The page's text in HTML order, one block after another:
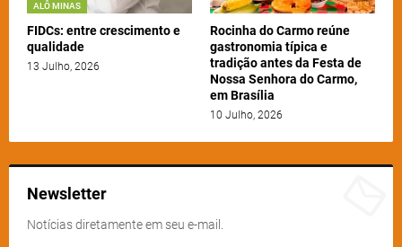
ALÔ MINAS
FIDCs: entre crescimento e
qualidade
13 Julho, 2026
Rocinha do Carmo reúne
gastronomia típica e
tradição antes da Festa de
Nossa Senhora do Carmo,
em Brasília
10 Julho, 2026
Newsletter
Notícias diretamente em seu e-mail.